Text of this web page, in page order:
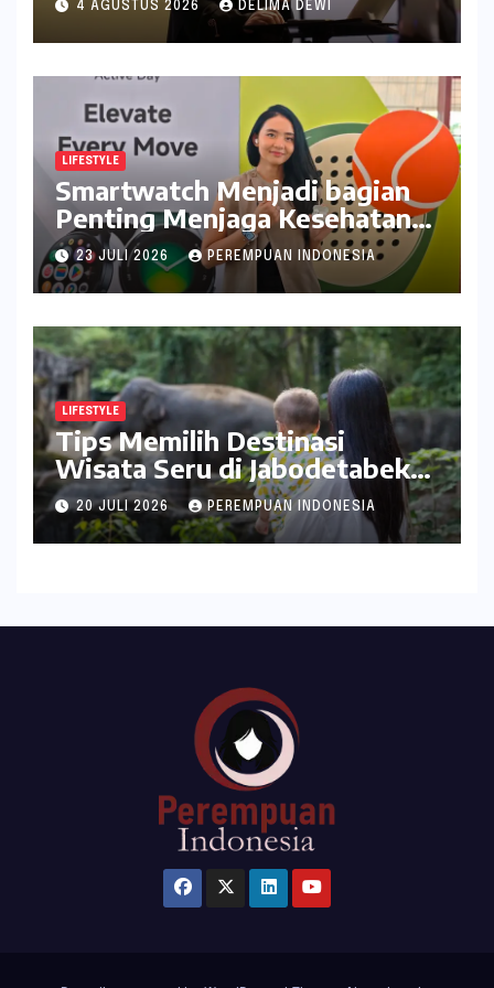
4 AGUSTUS 2026 DELIMA DEWI
LIFESTYLE
Smartwatch Menjadi bagian
Penting Menjaga Kesehatan
Bagi Perempuan
23 JULI 2026 PEREMPUAN INDONESIA
LIFESTYLE
Tips Memilih Destinasi
Wisata Seru di Jabodetabek
ala inDrive
20 JULI 2026 PEREMPUAN INDONESIA